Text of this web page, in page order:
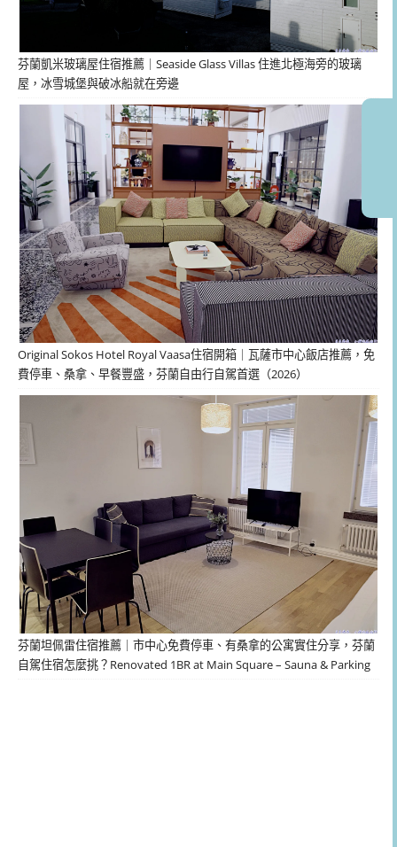
芬蘭凱米玻璃屋住宿推薦｜Seaside Glass Villas 住進北極海旁的玻璃
屋，冰雪城堡與破冰船就在旁邊
Original Sokos Hotel Royal Vaasa住宿開箱｜瓦薩市中心飯店推薦，免
費停車、桑拿、早餐豐盛，芬蘭自由行自駕首選（2026）
芬蘭坦佩雷住宿推薦｜市中心免費停車、有桑拿的公寓實住分享，芬蘭
自駕住宿怎麼挑？Renovated 1BR at Main Square – Sauna & Parking